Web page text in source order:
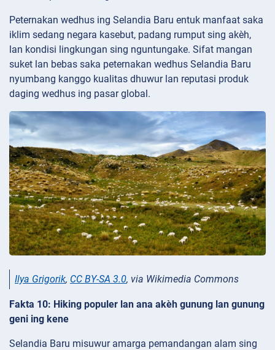
Peternakan wedhus ing Selandia Baru entuk manfaat saka
iklim sedang negara kasebut, padang rumput sing akèh,
lan kondisi lingkungan sing nguntungake. Sifat mangan
suket lan bebas saka peternakan wedhus Selandia Baru
nyumbang kanggo kualitas dhuwur lan reputasi produk
daging wedhus ing pasar global.
Ilya Grigorik, CC BY-SA 3.0, via Wikimedia Commons
Fakta 10: Hiking populer lan ana akèh gunung lan gunung
geni ing kene
Selandia Baru misuwur amarga pemandangan alam sing